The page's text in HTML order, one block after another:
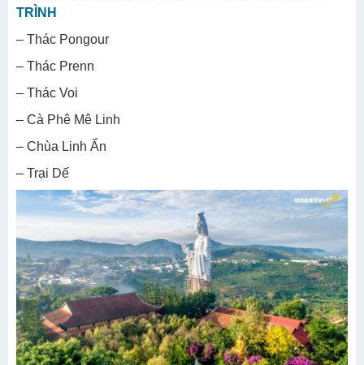
TRÌNH
– Thác Pongour
– Thác Prenn
– Thác Voi
– Cà Phê Mê Linh
– Chùa Linh Ẩn
– Trại Dế